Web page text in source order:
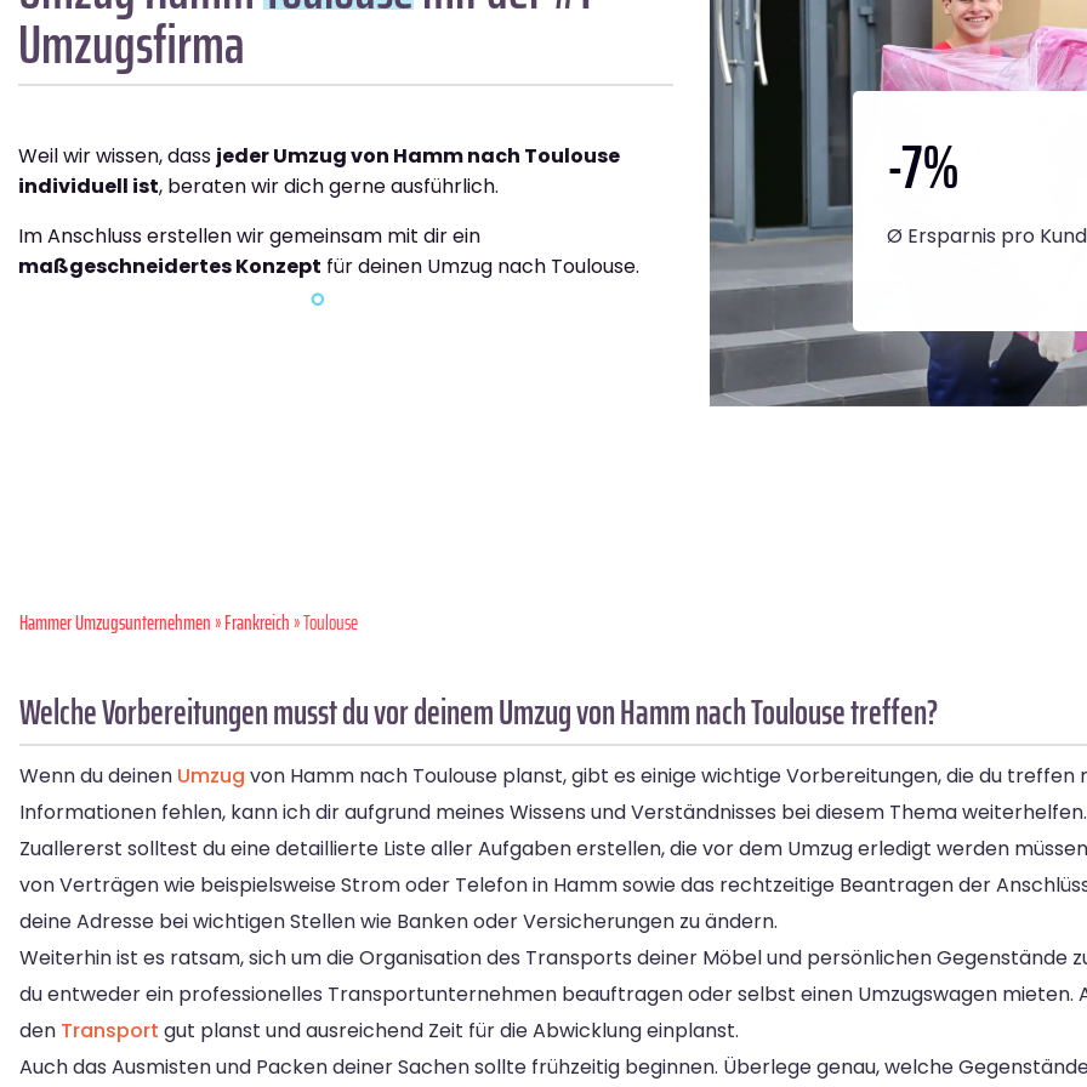
Umzugsfirma
Weil wir wissen, dass jeder Umzug von Hamm nach Toulouse
individuell ist, beraten wir dich gerne ausführlich.
Im Anschluss erstellen wir gemeinsam mit dir ein
maßgeschneidertes Konzept für deinen Umzug nach Toulouse.
-7%
Ø Ersparnis pro
Hammer Umzugsunternehmen»Frankreich» Toulouse
Welche Vorbereitungen musst du vor deinem Umzug von Hamm nach Toulouse treffen?
Wenn du deinen Umzug von Hamm nach Toulouse planst, gibt es einige wichtige Vorbereitungen, die du treffen
Informationen fehlen, kann ich dir aufgrund meines Wissens und Verständnisses bei diesem Thema weiterhelfen.
Zuallererst solltest du eine detaillierte Liste aller Aufgaben erstellen, die vor dem Umzug erledigt werden
von Verträgen wie beispielsweise Strom oder Telefon in Hamm sowie das rechtzeitige Beantragen der
deine Adresse bei wichtigen Stellen wie Banken oder Versicherungen zu ändern.
Weiterhin ist es ratsam, sich um die Organisation des Transports deiner Möbel und persönlichen Gegenstände
du entweder ein professionelles Transportunternehmen beauftragen oder selbst einen Umzugswagen mieten.
den Transport gut planst und ausreichend Zeit für die Abwicklung einplanst.
Auch das Ausmisten und Packen deiner Sachen sollte frühzeitig beginnen. Überlege genau, welche